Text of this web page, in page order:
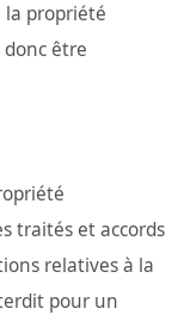
propriété
être
traités et accords
relatives à la
pour un